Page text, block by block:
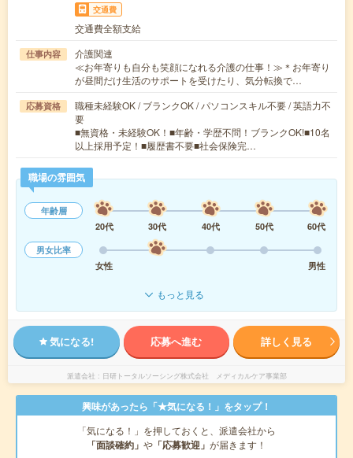
交通費
交通費全額支給
仕事内容
介護関連
≪お年寄りも自分も笑顔になれる介護の仕事！≫＊お年寄り
が昼間だけ生活のサポートを受けたり、気分転換で…
応募資格
職種未経験OK / ブランクOK / パソコンスキル不要 / 英語力不
要
■無資格・未経験OK！■年齢・学歴不問！ブランクOK!■10名
以上採用予定！■履歴書不要■社会保険完…
職場の雰囲気
年齢層
20代
30代 40代 50代
60代
男女比率
女性
男性
もっと見る
気になる! 応募へ進む 詳しく見る
派遣会社 日研トータルソーシング株式会社 メディカルケア事業部
興味があったら「★気になる！」をタップ！
「気になる！」を押しておくと、派遣会社から
「面談確約」 や 「応募歓迎」 が届きます！